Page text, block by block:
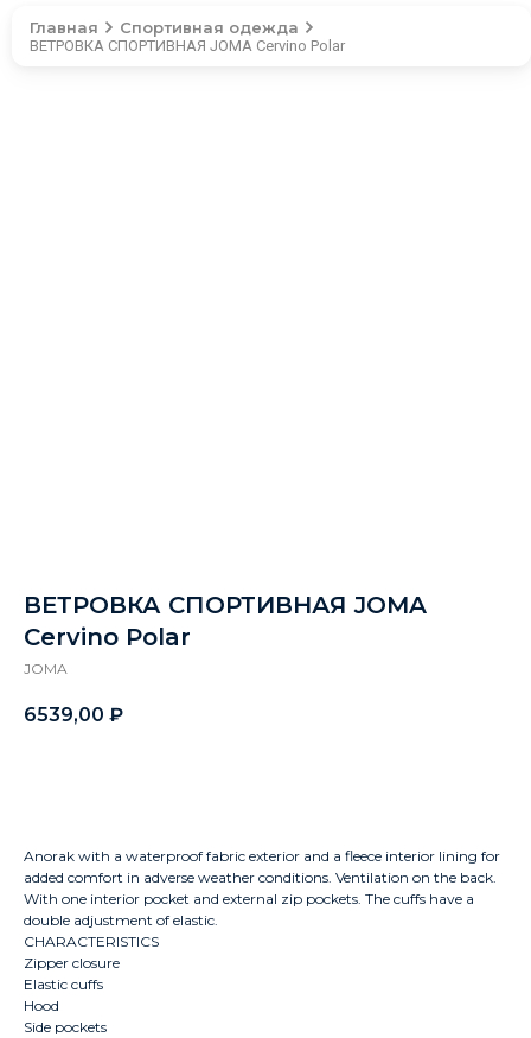
Главная Спортивная одежда
ВЕТРОВКА СПОРТИВНАЯ JOMA Cervino Polar
ВЕТРОВКА СПОРТИВНАЯ JOMA
Cervino Polar
JOMA
6539,00 ₽
Anorak with a waterproof fabric exterior and a fleece interior lining for
added comfort in adverse weather conditions. Ventilation on the back.
With one interior pocket and external zip pockets. The cuffs have a
double adjustment of elastic.
CHARACTERISTICS
Zipper closure
Elastic cuffs
Hood
Side pockets